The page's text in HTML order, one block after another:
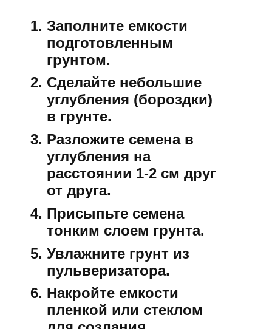
Заполните емкости
подготовленным
грунтом.
Сделайте небольшие
углубления (бороздки)
в грунте.
Разложите семена в
углубления на
расстоянии 1-2 см друг
от друга.
Присыпьте семена
тонким слоем грунта.
Увлажните грунт из
пульверизатора.
Накройте емкости
пленкой или стеклом